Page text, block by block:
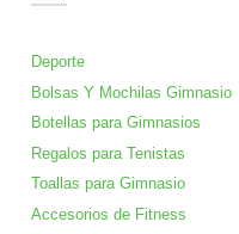
Deporte
Bolsas Y Mochilas Gimnasio
Botellas para Gimnasios
Regalos para Tenistas
Toallas para Gimnasio
Accesorios de Fitness